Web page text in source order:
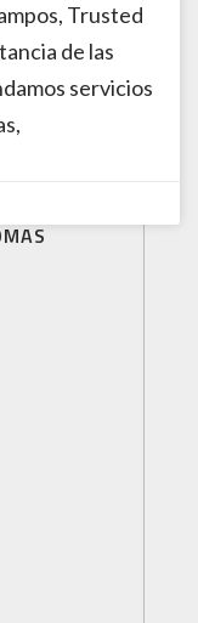
Trusted
de las
servicios